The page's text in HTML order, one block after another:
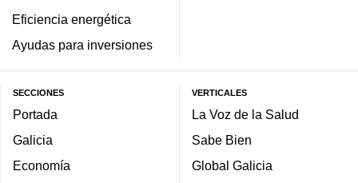
Eficiencia energética
Ayudas para inversiones
SECCIONES
Portada
Galicia
Economía
VERTICALES
La Voz de la Salud
Sabe Bien
Global Galicia